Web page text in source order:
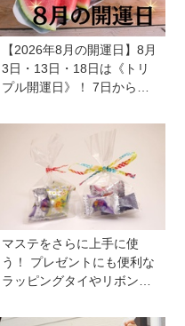
【2026年8月の開運日】8月
3日・13日・18日は《トリ
プル開運日》！ 7日から
星」が、天秤座と蠍座に長
マステをさらに上手に使
う！ プレゼントにも便利な
ラッピングタイやリボンが
スパレード／シヤチハタ】